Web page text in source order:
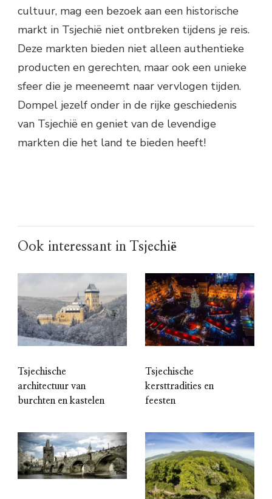
cultuur, mag een bezoek aan een historische
markt in Tsjechië niet ontbreken tijdens je reis.
Deze markten bieden niet alleen authentieke
producten en gerechten, maar ook een unieke
sfeer die je meeneemt naar vervlogen tijden.
Dompel jezelf onder in de rijke geschiedenis
van Tsjechië en geniet van de levendige
markten die het land te bieden heeft!
Ook interessant in Tsjechië
Tsjechische
architectuur van
burchten en kastelen
Tsjechische
kersttradities en
feesten